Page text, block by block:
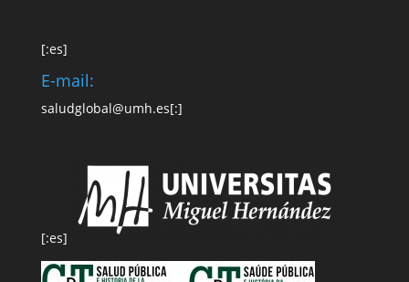
[:es]
E-mail:
saludglobal@umh.es[:]
[:es]